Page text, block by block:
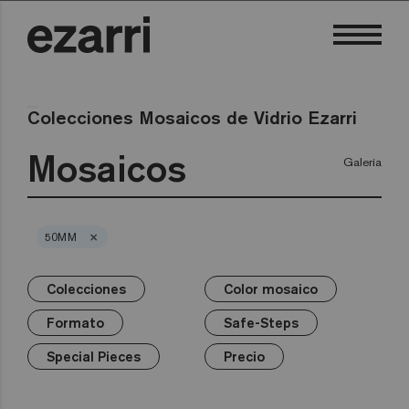
Colecciones Mosaicos de Vidrio Ezarri
Mosaicos Galería
50MM ×
Colecciones
Colecciones
Premium
Terrazzo
Color mosaico
Color mosaico
Blancos
Negros
Grises
Azules
Formato
Formato
25mm
50mm
Safe-Steps
Safe-Steps
Anti-slip mosaics
Special Pieces
Special Pieces
Corner
Cove
Precio
Precio
€
€€